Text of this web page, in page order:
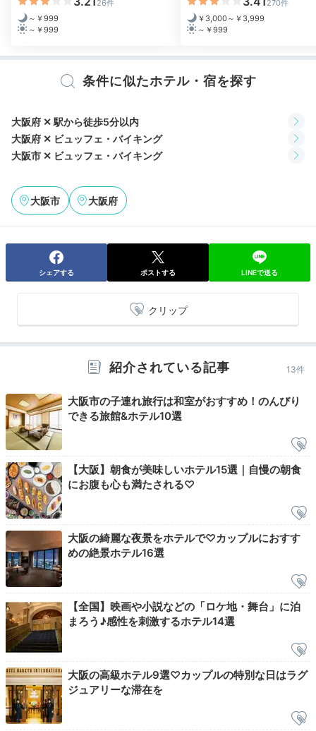
朝日を浴びて目覚めたら、オールデイダイニング
ッフェです。シェフが目の前で作ってくれるオムレツ
も！ゆっくりしたい方は、ルームサービスで朝食を頼む
のもおすすめ。
yukiyuki.happiness
私は和定食、彼は洋食セットをルームサービスでいただ
きました。人目を気にせずゆっくりと食事を楽しめて、
ショップにプールも！
優雅な館内設備
チェックアウトは12時と遅いので、朝食後もホテルス
ド「プラザシヤトウ」や、夏季限定のプールなどお楽し
みがたくさんあるので、飽きずに過ごせます。
Check-out
12:00 宿を出発
26件
～￥999
～￥999
270件
￥3,000～￥3,999
～￥999
条件に似たホテル・宿を探す
大阪府 ✕ 駅から徒歩5分以内
大阪府 ✕ ビュッフェ・バイキング
大阪市 ✕ ビュッフェ・バイキング
大阪市 大阪府
シェアする ポストする LINEで送る
クリップ
紹介されている記事 13件
大阪市の子連れ旅行は和室がおすすめ！のんびり
できる旅館&ホテル10選
【大阪】朝食が美味しいホテル15選｜自慢の朝食
にお腹も心も満たされる♡
大阪の綺麗な夜景をホテルで♡カップルにおすす
めの絶景ホテル16選
【全国】映画や小説などの「ロケ地・舞台」に泊
まろう♪感性を刺激するホテル14選
大阪の高級ホテル9選♡カップルの特別な日はラグ
ジュアリーな滞在を